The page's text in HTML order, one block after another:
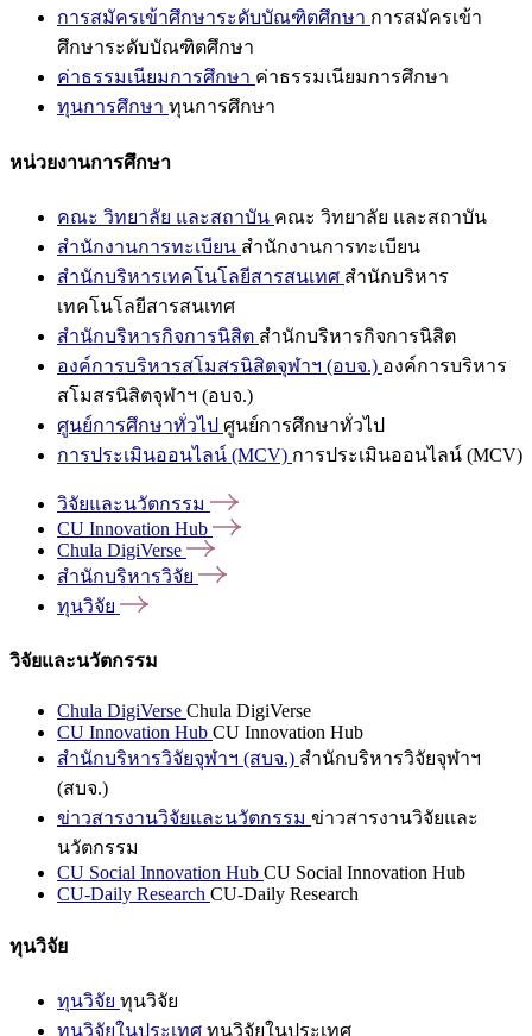
การสมัครเข้าศึกษาระดับบัณฑิตศึกษา การสมัครเข้า
ศึกษาระดับบัณฑิตศึกษา
ค่าธรรมเนียมการศึกษา ค่าธรรมเนียมการศึกษา
ทุนการศึกษา ทุนการศึกษา
หน่วยงานการศึกษา
คณะ วิทยาลัย และสถาบัน คณะ วิทยาลัย และสถาบัน
สำนักงานการทะเบียน สำนักงานการทะเบียน
สำนักบริหารเทคโนโลยีสารสนเทศ สำนักบริหาร
เทคโนโลยีสารสนเทศ
สำนักบริหารกิจการนิสิต สำนักบริหารกิจการนิสิต
องค์การบริหารสโมสรนิสิตจุฬาฯ (อบจ.) องค์การบริหาร
สโมสรนิสิตจุฬาฯ (อบจ.)
ศูนย์การศึกษาทั่วไป ศูนย์การศึกษาทั่วไป
การประเมินออนไลน์ (MCV) การประเมินออนไลน์ (MCV)
วิจัยและนวัตกรรม
CU Innovation Hub
Chula DigiVerse
สำนักบริหารวิจัย
ทุนวิจัย
วิจัยและนวัตกรรม
Chula DigiVerse Chula DigiVerse
CU Innovation Hub CU Innovation Hub
สำนักบริหารวิจัยจุฬาฯ (สบจ.) สำนักบริหารวิจัยจุฬาฯ
(สบจ.)
ข่าวสารงานวิจัยและนวัตกรรม ข่าวสารงานวิจัยและ
นวัตกรรม
CU Social Innovation Hub CU Social Innovation Hub
CU-Daily Research CU-Daily Research
ทุนวิจัย
ทุนวิจัย ทุนวิจัย
ทุนวิจัยในประเทศ ทุนวิจัยในประเทศ